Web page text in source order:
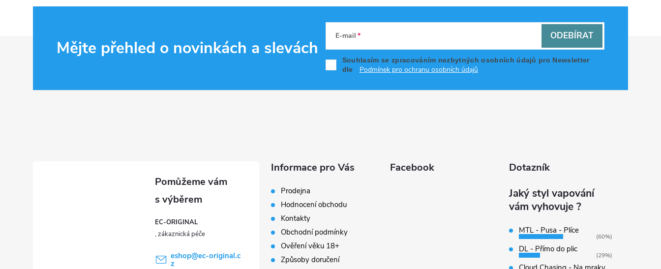
Mějte přehled o novinkách a slevách
E-mail
Souhlasím se zpracováním nezbytných osobních údajů pro Newsletter
dle
Podmínek pro ochranu osobních údajů
ODEBÍRAT
EC-ORIGINAL
eshop@ec-original.c
z
Informace pro Vás
Prodejna
Hodnocení obchodu
Kontakty
Obchodní podmínky
Ověření věku 18+
Způsoby doručení
Facebook Dotazník
Jaký styl vapování
vám vyhovuje ?
MTL - Pusa - Plíce
(60%)
DL - Přímo do plic
(29%)